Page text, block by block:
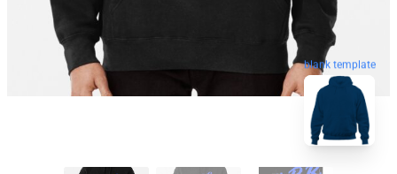
blank template